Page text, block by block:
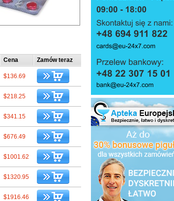
Cena Zamów teraz
$136.69
$218.25
$341.15
$676.49
$1001.62
$1320.95
$1916.46